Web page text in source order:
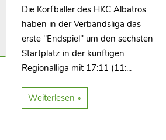
Die Korfballer des HKC Albatros
haben in der Verbandsliga das
erste "Endspiel" um den sechsten
Startplatz in der künftigen
Regionalliga mit 17:11 (11:...
Weiterlesen »